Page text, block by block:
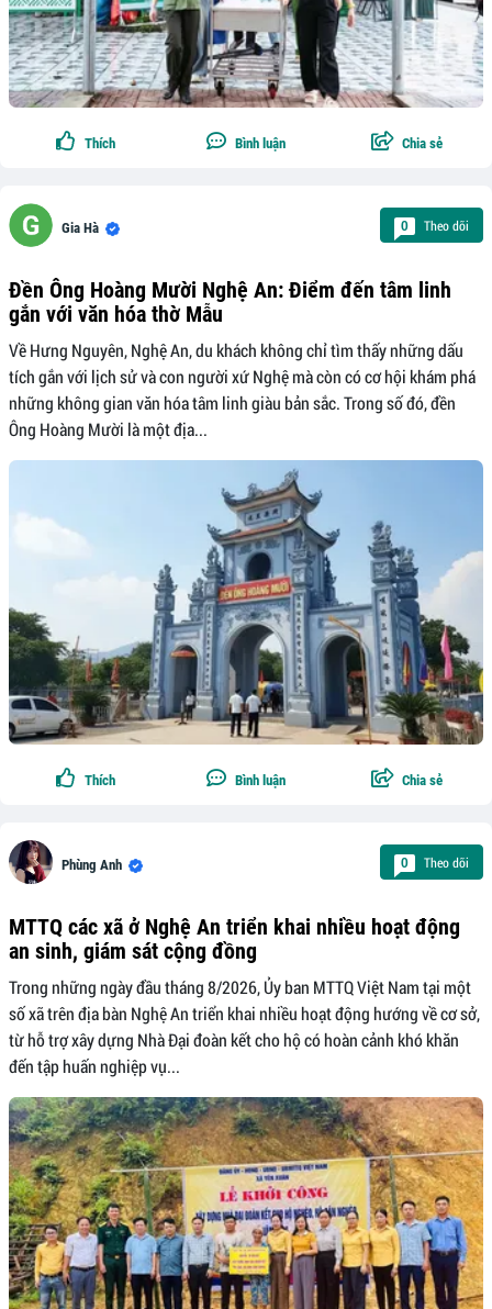
Thích Bình luận Chia sẻ
Gia Hà 0 Theo dõi
Đền Ông Hoàng Mười Nghệ An: Điểm đến tâm linh
gắn với văn hóa thờ Mẫu
Về Hưng Nguyên, Nghệ An, du khách không chỉ tìm thấy những dấu
tích gắn với lịch sử và con người xứ Nghệ mà còn có cơ hội khám phá
những không gian văn hóa tâm linh giàu bản sắc. Trong số đó, đền
Ông Hoàng Mười là một địa...
Thích Bình luận Chia sẻ
Phùng Anh 0 Theo dõi
MTTQ các xã ở Nghệ An triển khai nhiều hoạt động
an sinh, giám sát cộng đồng
Trong những ngày đầu tháng 8/2026, Ủy ban MTTQ Việt Nam tại một
số xã trên địa bàn Nghệ An triển khai nhiều hoạt động hướng về cơ sở,
từ hỗ trợ xây dựng Nhà Đại đoàn kết cho hộ có hoàn cảnh khó khăn
đến tập huấn nghiệp vụ...